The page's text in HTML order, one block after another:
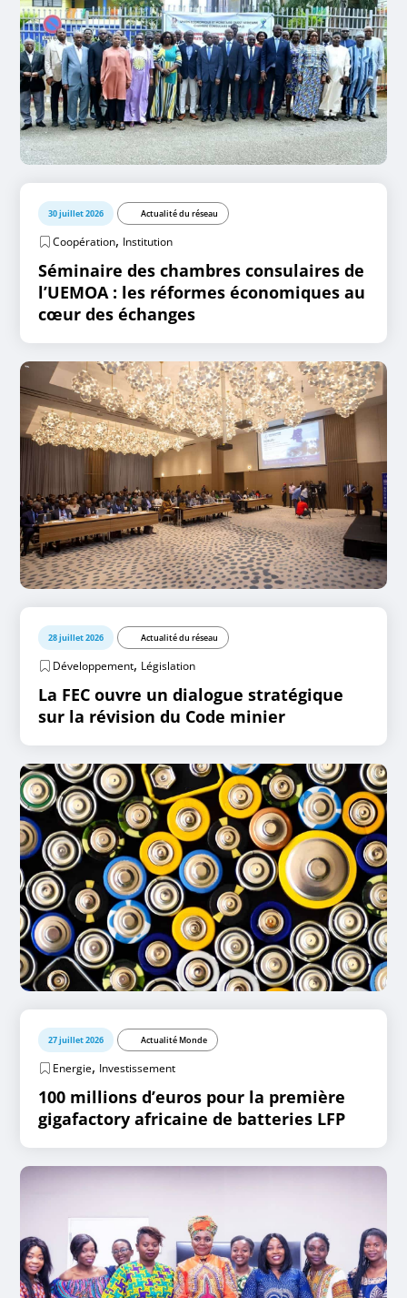
30 juillet 2026 Actualité du réseau
Coopération, Institution
Séminaire des chambres consulaires de
l’UEMOA : les réformes économiques au
cœur des échanges
28 juillet 2026 Actualité du réseau
Développement, Législation
La FEC ouvre un dialogue stratégique
sur la révision du Code minier
27 juillet 2026 Actualité Monde
Energie, Investissement
100 millions d’euros pour la première
gigafactory africaine de batteries LFP